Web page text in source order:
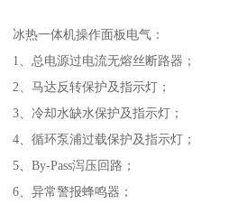
冰热一体机操作面板电气：
1、总电源过电流无熔丝断路器；
2、马达反转保护及指示灯；
3、冷却水缺水保护及指示灯；
4、循环泵浦过载保护及指示灯；
5、By-Pass泻压回路；
6、异常警报蜂鸣器；